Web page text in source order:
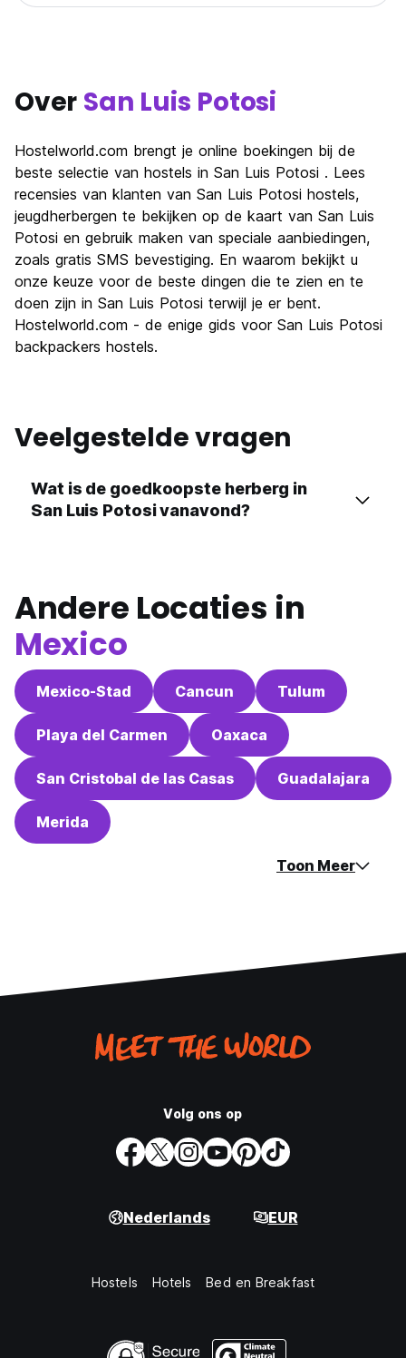
Over San Luis Potosi
Hostelworld.com brengt je online boekingen bij de
beste selectie van hostels in San Luis Potosi . Lees
recensies van klanten van San Luis Potosi hostels,
jeugdherbergen te bekijken op de kaart van San Luis
Potosi en gebruik maken van speciale aanbiedingen,
zoals gratis SMS bevestiging. En waarom bekijkt u
onze keuze voor de beste dingen die te zien en te
doen zijn in San Luis Potosi terwijl je er bent.
Hostelworld.com - de enige gids voor San Luis Potosi
backpackers hostels.
Veelgestelde vragen
Wat is de goedkoopste herberg in
San Luis Potosi vanavond?
Andere Locaties in
Mexico
Mexico-Stad Cancun Tulum
Playa del Carmen Oaxaca
San Cristobal de las Casas Guadalajara
Merida
Toon Meer
Volg ons op
Nederlands EUR
Hostels Hotels Bed en Breakfast